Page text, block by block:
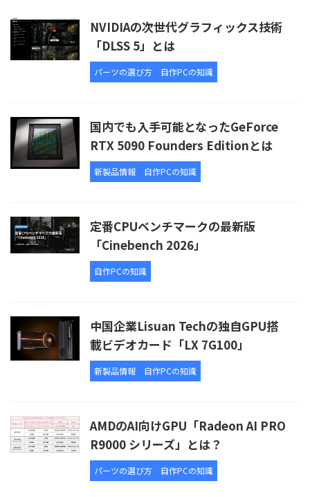
NVIDIAの次世代グラフィックス技術
「DLSS 5」とは
パーツの選び方 自作PCの知識
国内でも入手可能となったGeForce
RTX 5090 Founders Editionとは
新製品情報 自作PCの知識
定番CPUベンチマークの最新版
「Cinebench 2026」
自作PCの知識
中国企業Lisuan Techの独自GPU搭
載ビデオカード「LX 7G100」
新製品情報 自作PCの知識
AMDのAI向けGPU「Radeon AI PRO
R9000 シリーズ」とは？
パーツの選び方 自作PCの知識